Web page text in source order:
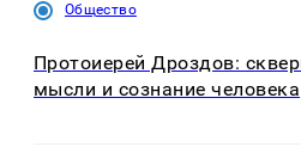
Общество
Протоиерей Дроздов:
мысли и сознание человека